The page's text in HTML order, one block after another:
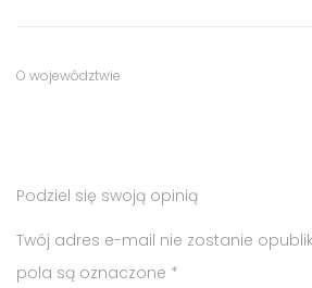
Tags
praca
w
branży
Category
O województwie
Podziel się swoją opinią
Twój adres e-mail nie zostanie
pola są oznaczone *